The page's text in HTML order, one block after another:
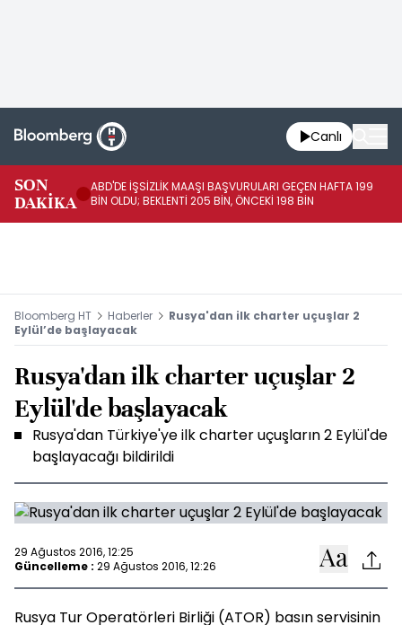
Canlı
SON
DAKİKA
ABD'DE İŞSİZLİK MAAŞI BAŞVURULARI GEÇEN HAFTA 199
BİN OLDU; BEKLENTİ 205 BİN, ÖNCEKİ 198 BİN
Bloomberg HT Haberler
Rusya'dan ilk charter uçuşlar 2
Eylül’de başlayacak
Rusya'dan ilk charter uçuşlar 2
Eylül'de başlayacak
Rusya'dan Türkiye'ye ilk charter uçuşların 2 Eylül'de
başlayacağı bildirildi
29 Ağustos 2016, 12:25
Güncelleme : 29 Ağustos 2016, 12:26
Rusya Tur Operatörleri Birliği (ATOR) basın servisinin